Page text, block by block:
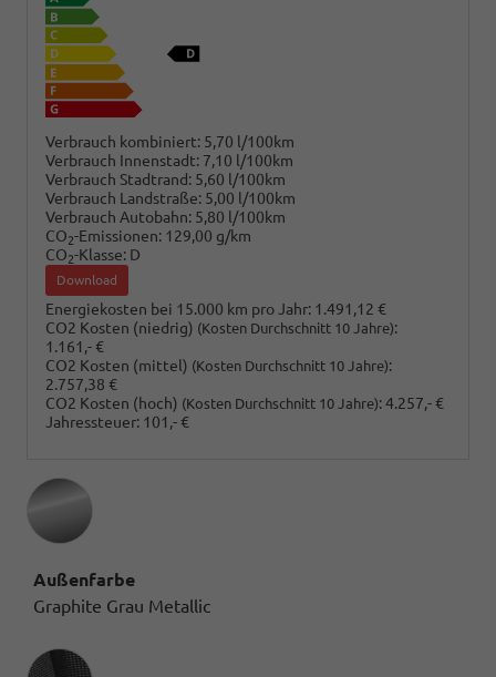
Verbrauch kombiniert: 5,70 l/100km
Verbrauch Innenstadt: 7,10 l/100km
Verbrauch Stadtrand: 5,60 l/100km
Verbrauch Landstraße: 5,00 l/100km
Verbrauch Autobahn: 5,80 l/100km
CO2-Emissionen: 129,00 g/km
CO2-Klasse: D
Download
Energiekosten bei 15.000 km pro Jahr: 1.491,12 €
CO2 Kosten (niedrig) (Kosten Durchschnitt 10 Jahre):
1.161,- €
CO2 Kosten (mittel) (Kosten Durchschnitt 10 Jahre):
2.757,38 €
CO2 Kosten (hoch) (Kosten Durchschnitt 10 Jahre):4.257,- €
Jahressteuer: 101,- €
Außenfarbe
Graphite Grau Metallic
Innenausstattung